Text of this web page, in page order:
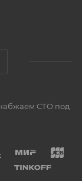
СТО под